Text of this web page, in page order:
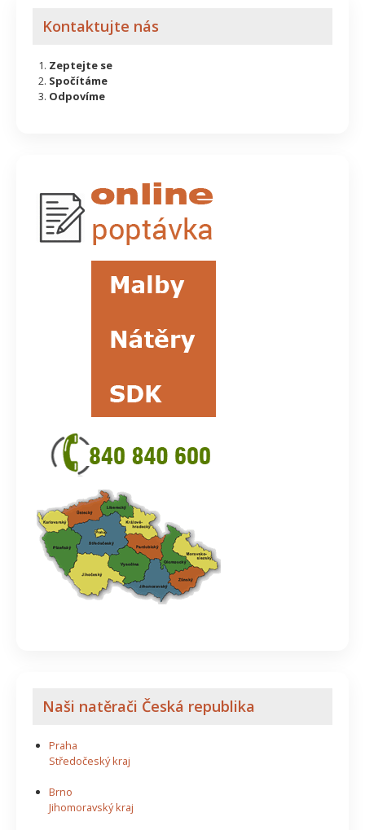
Kontaktujte nás
Zeptejte se
Spočítáme
Odpovíme
Naši natěrači Česká republika
Praha
Středočeský kraj
Brno
Jihomoravský kraj